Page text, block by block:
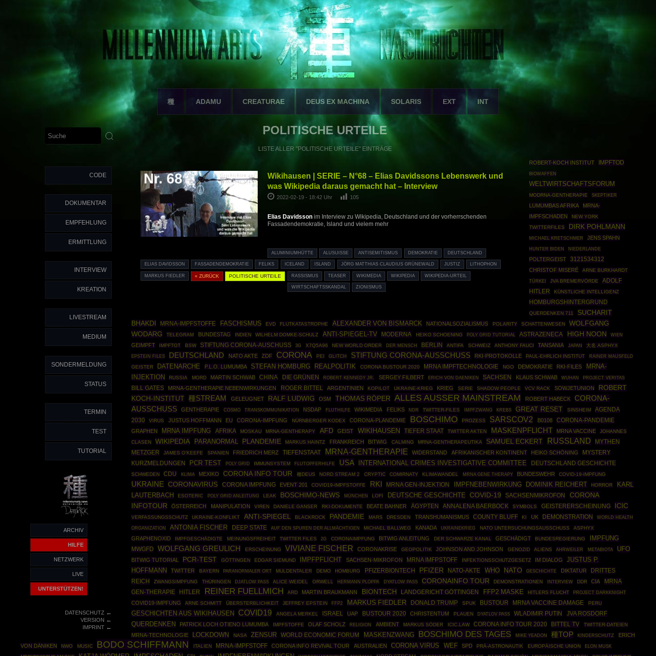
種 ADAMU CREATURAE DEUS EX MACHINA SOLARIS EXT INT
CODE
DOKUMENTAR
EMPFEHLUNG
ERMITTLUNG
INTERVIEW
KREATION
LIVESTREAM
MEDIUM
SONDERMELDUNG
STATUS
TERMIN
TEST
TUTORIAL
ARCHIV
HILFE
NETZWERK
LIVE
UNTERSTÜTZEN!
DATENSCHUTZ←
VERSION ←
IMPRINT←
POLITISCHE URTEILE
LISTE ALLER "POLITISCHE URTEILE" EINTRÄGE
Wikihausen | SERIE – N°68 – Elias Davidssons Lebenswerk und
was Wikipedia daraus gemacht hat – Interview
2022-02-19 - 18:42 Uhr 105
Elias Davidssonim Interview zu Wikipedia, Deutschland und der vorherrschenden
Fassadendemokratie, Island und vielem mehr
ALUMINIUMHÜTTE ALUSUISSE ANTISEMITISMUS DEMOKRATIE DEUTSCHLAND
ELIAS DAVIDSSON FASSADENDEMOKRATIE FELIKS ICELAND ISLAND JÖRG MATTHIAS CLAUDIUS GRÜNEWALD JUSTIZ LITHOPHON
MARKUS FIEDLER « ZURÜCK POLITISCHE URTEILE RASSISMUS TEASER WIKIMEDIA WIKIPEDIA WIKIPEDIA-URTEIL
WIRTSCHAFTSSKANDAL ZIONISMUS
ROBERT-KOCH INSTITUT IMPFTOD
BIOWAFFEN
WELTWIRTSCHAFTSFORUM
MODRNA-GENTHERAPIE SKEPTIKER
LUMUMBAS AFRIKA
MRNA-
IMPFSCHADEN
NEW YORK
TWITTERFILES
DIRK POHLMANN
MICHAEL KRETSCHMER JENS SPAHN
HUNTER BIDEN NIEDERLANDE
POLTERGEIST 3121534312
CHRISTOF MISERÉ
ARNE BURKHARDT
TÜRKEI
JVA BREMERVÖRDE
ADOLF
HITLER
KÜNSTLICHE INTELLIGENZ
HOMBURGSHINTERGRUND
QUERDENKEN 711
SUCHARIT
BHAKDI
MRNA-IMPFSTOFFE FASCHISMUS EVD FLUTKATASTROPHE ALEXANDER VON BISMARCK NATIONALSOZIALISMUS POLARITY SCHATTENWESEN
WOLFGANG
WODARG
TELEGRAM BUNDESTAG INDIEN WILHELM DOMKE-SCHULZ ANTI-SPIEGEL-TV MODERNA HEIKO SCHOENING POLY GRID TUTORIAL ASTRAZENECA HIGH NOON WIEN
GEIMPFT IMPFTOT BSW STIFTUNG CORONA-AUSCHUSS 3G X7Q5A96 NEW WORLD ORDER DER MENSCH BERLIN ANTIFA SCHWEIZ ANTHONY FAUCI TANSANIA JAPAN
大名 ASPHYX
EPSTEIN FILES
DEUTSCHLAND NATO AKTE ZDF CORONA PEI GLITCH STIFTUNG CORONA-AUSSCHUSS RKI-PROTOKOLLE PAUL-EHRLICH INSTITUT
RAINER MAUSFELD
GEISTER
DATENARCHE P.L.O. LUMUMBA STEFAN HOMBURG REALPOLITIK CORONA BUSTOUR 2020 MRNA IMPFTECHNOLOGIE NGO DEMOKRATIE RKI-FILES
MRNA-
INJEKTION
RUSSIA MORD MARTIN SCHWAB CHINA DIE GRÜNEN ROBERT KENNEDY JR. SERGEY FILBERT ERICH VON DAENIKEN SACHSEN KLAUS SCHWAB WUHAN PROJECT VERITAS
BILL GATES MRNA-GENTHERAPIE NEBENWIRKUNGEN ROGER BITTEL ARGENTINIEN KOPILOT UKRAINE-KRIEG KRIEG SERIE SHADOW PEOPLE VCV RACK SOWJETUNION
ROBERT
KOCH-INSTITUT 種STREAM GELEUGNET RALF LUDWIG OSM THOMAS RÖPER ALLES AUSSER MAINSTREAM ROBERT HABECK
CORONA-
AUSSCHUSS
GENTHERAPIE COSMO TRANSKOMMUNIKATION NSDAP FLUTHILFE WIKIMEDIA FELIKS NDR TWITTER-FILES IMPFZWANG KREBS GREAT RESET SINSHEIM
AGENDA
2030
VIRUS JUSTUS HOFFMANN EU CORONA-IMPFUNG NÜRNBERGER KODEX CORONA-PLANDEMIE BOSCHIMO PROZESS SARSCOV2 B0108 CORONA-PANDEMIE
GRAPHEN MRNA IMPFUNG AFRIKA MOSKAU MRNA-GENTHERAPY AFD GEIST WIKIHAUSEN TIEFER STAAT TWITTER AKTEN MASKENPFLICHT MRNA VACCINE
JOHANNES
CLASEN
WIKIPEDIA PARANORMAL PLANDEMIE MARKUS HAINTZ FRANKREICH BITWIG CALMING MRNA-GENTHERAPEUTIKA SAMUEL ECKERT RUSSLAND
MYTHEN
METZGER
JAMES O'KEEFE SPANIEN FRIEDRICH MERZ TIEFENSTAAT MRNA-GENTHERAPIE WIDERSTAND AFRIKANISCHER KONTINENT HEIKO SCHÖNING
MYSTERY
KURZMELDUNGEN
PCR TEST POLY GRID IMMUNSYSTEM FLUTOPFERHILFE USA INTERNATIONAL CRIMES INVESTIGATIVE COMMITTEE DEUTSCHLAND GESCHICHTE
SCHWEDEN CDU KLIMA MEXIKO CORONA INFO TOUR 種DEUS NORD STREAM 2 CRYPTIC COMIRNATY KLIMAWANDEL MRNA GENE THERAPY BUNDESWEHR COVID-19-IMPFUNG
UKRAINE CORONAVIRUS CORONA IMPFUNG EVENT 201 COVID19-IMPFSTOFFE RKI MRNA GEN-INJEKTION IMPFNEBENWIRKUNG DOMINIK REICHERT HORROR
KARL
LAUTERBACH
ESOTERIC POLY GRID ANLEITUNG LEAK BOSCHIMO-NEWS MÜNCHEN LOFI DEUTSCHE GESCHICHTE COVID-19 SACHSENMIKROFON
CORONA
INFOTOUR
ÖSTERREICH MANIPULATION VIREN DANIELE GANSER RKI-DOKUMENTE BEATE BAHNER ÄGYPTEN ANNALENA BAERBOCK SYMBOLS GEISTERERSCHEINUNG ICIC
VERFASSUNGSSCHUTZ UKRAINE-KONFLIKT ANTI-SPIEGEL BLACKROCK PANDEMIE MARS DRESDEN TRANSHUMANISMUS COUNTY BLUFF KI UK DEMONSTRATION
WORLD HEALTH
ORGANIZATION
ANTONIA FISCHER DEEP STATE AUF DEN SPUREN DER ALLMÄCHTIGEN MICHAEL BALLWEG KANADA UKRAINEKRIEG NATO UNTERSUCHUNGSAUSSCHUSS ASPHYX
GRAPHENOXID IMPFGESCHÄDIGTE MEINUNGSFREIHEIT TWITTER FILES 2G CORONAIMPFUNG BITWIG ANLEITUNG DER SCHWARZE KANAL GESCHÄDIGT BUNDESREGIERUNG
IMPFUNG
MWGFD
WOLFGANG GREULICH ERSCHEINUNG VIVIANE FISCHER CORONAKRISE GEOPOLITIK JOHNSON AND JOHNSON GENOZID ALIENS AHRWEILER METABIOTA UFO
BITWIG TUTORIAL PCR-TEST GÖTTINGEN EDGAR SIEMUND IMPFPFLICHT SACHSEN-MIKROFON MRNA IMFPSTOFF INFEKTIONSSCHUTZGESETZ IM DIALOG
JUSTUS P.
HOFFMANN
TWITTER BAYERN PARANORMALER ORT MULDENTALER DEMO HOMBURG PFIZERBIONTECH PFIZER NATO-AKTE WHO NATO GESCHICHTE DIKTATUR
DRITTES
REICH
ZWANGSIMPFUNG THÜRINGEN DJATLOW PASS ALICE WEIDEL ORWELL HERMANN PLOPPA DYATLOW PASS CORONAINFO TOUR DEMONSTRATIONEN INTERVIEW DDR CIA
MRNA
GEN-THERAPIE
HITLER REINER FUELLMICH ARD MARTIN BRAUKMANN BIONTECH LANDGERICHT GÖTTINGEN FFP2 MASKE HITLERS FLUCHT PROJECT DARKKNIGHT
COVID19-IMPFUNG ARNE SCHMITT ÜBERSTERBLICHKEIT JEFFREY EPSTEIN FFP2 MARKUS FIEDLER DONALD TRUMP SPUK BUSTOUR MRNA VACCINE DAMAGE PERU
GESCHICHTEN AUS WIKIHAUSEN COVID19 ANGELA MERKEL ISRAEL UAP BUSTOUR 2020 CHRISTENTUM PLAUEN DYATLOV PASS WLADIMIR PUTIN
JVA ROSDORF
QUERDENKEN
PATRICK LOCH OTIENO LUMUMBA IMPFSTOFFE OLAF SCHOLZ RELIGION AMBIENT MARKUS SÖDER ICIC.LAW CORONA INFO TOUR 2020 BITTEL TV TWITTER-DATEIEN
MRNA-TECHNOLOGIE LOCKDOWN NASA ZENSUR WORLD ECONOMIC FORUM MASKENZWANG BOSCHIMO DES TAGES MIKE YEADON 種TOP KINDERSCHUTZ
ERICH
VON DÄNIKEN
NWO MUSIC BODO SCHIFFMANN ITALIEN MRNA-IMPFSTOFF CORONA INFO REVIVAL TOUR AUSTRALIEN CORONA VIRUS WEF SPD PRÄ-ASTRONAUTIK EUROPÄISCHE UNION ELON MUSK